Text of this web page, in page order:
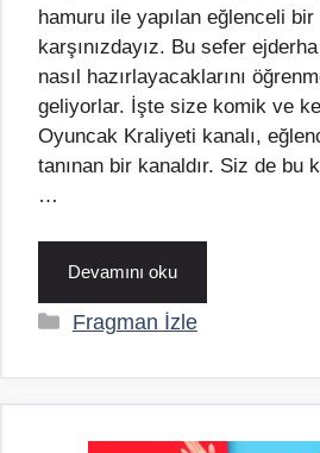
hamuru ile yapılan eğlenceli
karşınızdayız. Bu sefer
nasıl hazırlayacaklarını
geliyorlar. İşte size komik ve
Oyuncak Kraliyeti kanalı,
tanınan bir kanaldır. Siz de bu
…
Devamını oku
Kategoriler
Fragman İzle